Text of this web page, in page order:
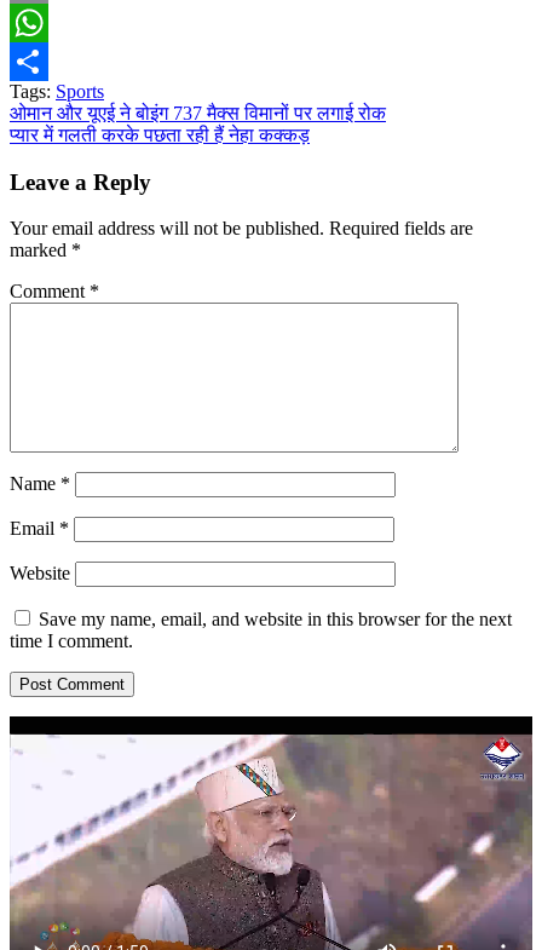
Email
WhatsApp
Share
Tags: Sports
Post
navigation
ओमान और यूएई ने बोइंग 737 मैक्स विमानों पर लगाई रोक
प्यार में गलती करके पछता रही हैं नेहा कक्कड़
Leave a Reply
Your email address will not be published. Required fields are
marked *
Comment *
Name *
Email *
Website
Save my name, email, and website in this browser for the next
time I comment.